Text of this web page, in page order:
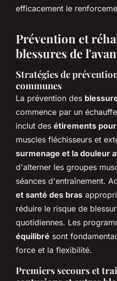
efficacement le
Prévention et
blessures de
Stratégies de
communes
La prévention des
commence par un
inclut des étirements
muscles fléchisseurs et
surmenage et la douleur
d'alterner les groupes
séances d'entraînement.
et santé des bras
réduire le risque de
quotidiennes. Les
équilibré sont
force et la flexibilité.
Premiers secours et